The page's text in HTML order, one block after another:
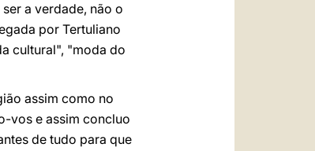
a verdade, não o
por Tertuliano
cultural", "moda do
assim como no
vos e assim concluo
de tudo para que